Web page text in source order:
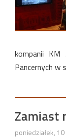
kompanii KM
Pancernych w
Zamiast
poniedziałek,